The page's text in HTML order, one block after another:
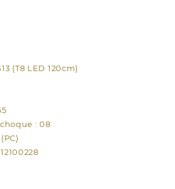
(T8 LED 120cm)
: 08